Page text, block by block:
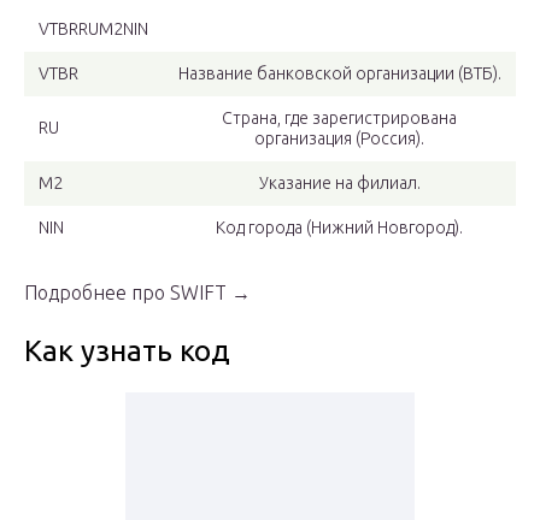
VTBRRUM2NIN
VTBR Название банковской организации (ВТБ).
RU
Страна, где зарегистрирована
организация (Россия).
M2 Указание на филиал.
NIN Код города (Нижний Новгород).
Подробнее про SWIFT →
Как узнать код